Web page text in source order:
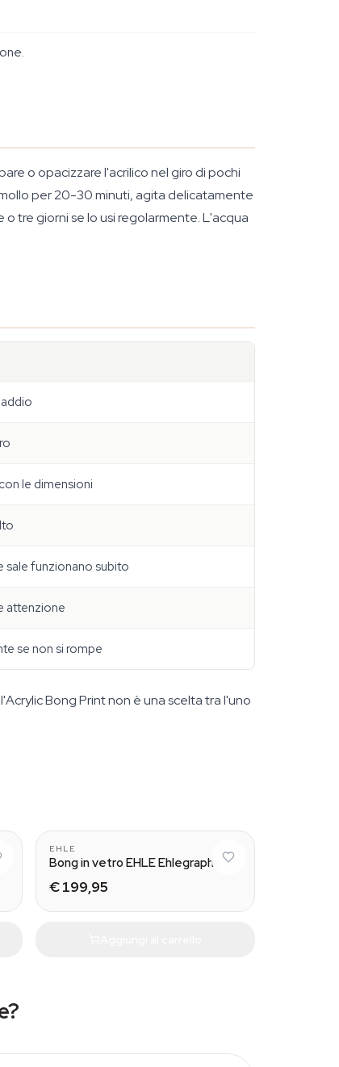
o opacizzare l'acrilico nel giro di pochi
per 20-30 minuti, agita delicatamente
tre giorni se lo usi regolarmente. L'acqua
le dimensioni
sale funzionano subito
attenzione
se non si rompe
Bong Print non è una scelta tra l'uno
EHLE
Bong in vetro EHLE Ehlegraph
€ 199,95